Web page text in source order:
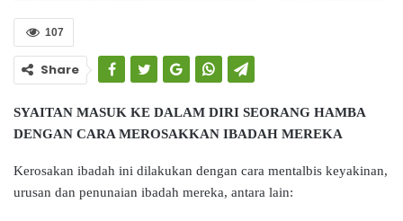
107
Share
SYAITAN MASUK KE DALAM DIRI SEORANG HAMBA
DENGAN CARA MEROSAKKAN IBADAH MEREKA
Kerosakan ibadah ini dilakukan dengan cara mentalbis keyakinan,
urusan dan penunaian ibadah mereka, antara lain: